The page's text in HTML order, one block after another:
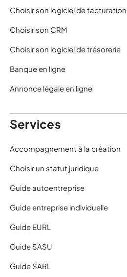
Choisir son logiciel de facturation
Choisir son CRM
Choisir son logiciel de trésorerie
Banque en ligne
Annonce légale en ligne
Services
Accompagnement à la création
Choisir un statut juridique
Guide autoentreprise
Guide entreprise individuelle
Guide EURL
Guide SASU
Guide SARL